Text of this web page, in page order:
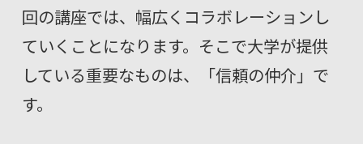
回の講座では、幅広くコラボレーションし
ていくことになります。そこで大学が提供
している重要なものは、「信頼の仲介」で
す。